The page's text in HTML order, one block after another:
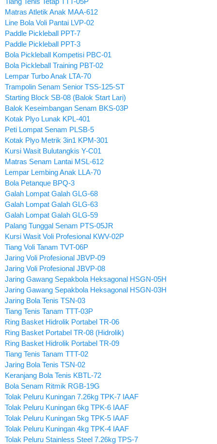
Matras Atletik Anak MAA-612
Line Bola Voli Pantai LVP-02
Paddle Pickleball PPT-7
Paddle Pickleball PPT-3
Bola Pickleball Kompetisi PBC-01
Bola Pickleball Training PBT-02
Lempar Turbo Anak LTA-70
Trampolin Senam Senior TSS-125-ST
Starting Block SB-08 (Balok Start Lari)
Balok Keseimbangan Senam BKS-03P
Kotak Plyo Lunak KPL-401
Peti Lompat Senam PLSB-5
Kotak Plyo Metrik 3in1 KPM-301
Kursi Wasit Bulutangkis Y-C01
Matras Senam Lantai MSL-612
Lempar Lembing Anak LLA-70
Bola Petanque BPQ-3
Galah Lompat Galah GLG-68
Galah Lompat Galah GLG-63
Galah Lompat Galah GLG-59
Palang Tunggal Senam PTS-05JR
Kursi Wasit Voli Profesional KWV-02P
Tiang Voli Tanam TVT-06P
Jaring Voli Profesional JBVP-09
Jaring Voli Profesional JBVP-08
Jaring Gawang Sepakbola Heksagonal HSGN-05H
Jaring Gawang Sepakbola Heksagonal HSGN-03H
Jaring Bola Tenis TSN-03
Tiang Tenis Tanam TTT-03P
Ring Basket Hidrolik Portabel TR-06
Ring Basket Portabel TR-08 (Hidrolik)
Ring Basket Hidrolik Portabel TR-09
Tiang Tenis Tanam TTT-02
Jaring Bola Tenis TSN-02
Keranjang Bola Tenis KBTL-72
Bola Senam Ritmik RGB-19G
Tolak Peluru Kuningan 7.26kg TPK-7 IAAF
Tolak Peluru Kuningan 6kg TPK-6 IAAF
Tolak Peluru Kuningan 5kg TPK-5 IAAF
Tolak Peluru Kuningan 4kg TPK-4 IAAF
Tolak Peluru Stainless Steel 7.26kg TPS-7